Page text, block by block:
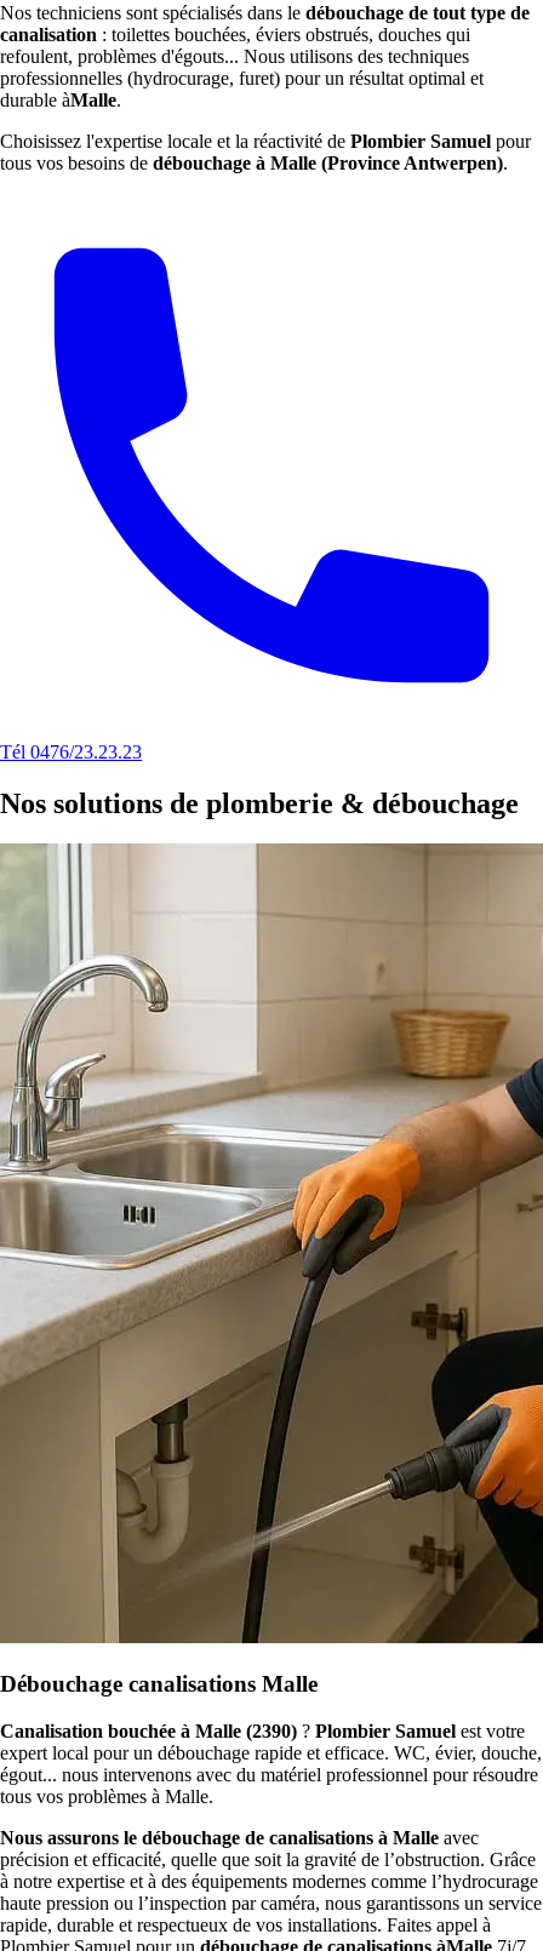
Nos techniciens sont spécialisés dans le débouchage de tout type de
canalisation : toilettes bouchées, éviers obstrués, douches qui
refoulent, problèmes d'égouts... Nous utilisons des techniques
professionnelles (hydrocurage, furet) pour un résultat optimal et
durable àMalle.
Choisissez l'expertise locale et la réactivité de Plombier Samuel pour
tous vos besoins de débouchage à Malle (Province Antwerpen).
Tél 0476/23.23.23
Nos solutions de plomberie & débouchage
Débouchage canalisations Malle
Canalisation bouchée à Malle (2390) ? Plombier Samuel est votre
expert local pour un débouchage rapide et efficace. WC, évier, douche,
égout... nous intervenons avec du matériel professionnel pour résoudre
tous vos problèmes à Malle.
Nous assurons le débouchage de canalisations à Malle avec
précision et efficacité, quelle que soit la gravité de l’obstruction. Grâce
à notre expertise et à des équipements modernes comme l’hydrocurage
haute pression ou l’inspection par caméra, nous garantissons un service
rapide, durable et respectueux de vos installations. Faites appel à
Plombier Samuel pour un débouchage de canalisations àMalle 7j/7,